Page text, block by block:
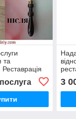
та
Реставрація
хреста
3